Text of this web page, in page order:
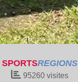
SPORTSREGIONS
95260visites